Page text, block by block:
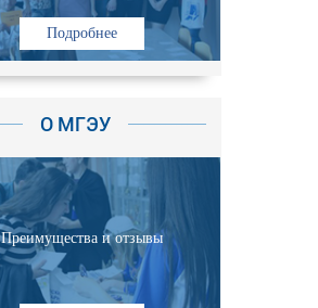
Подробнее
О МГЭУ
Преимущества и отзывы